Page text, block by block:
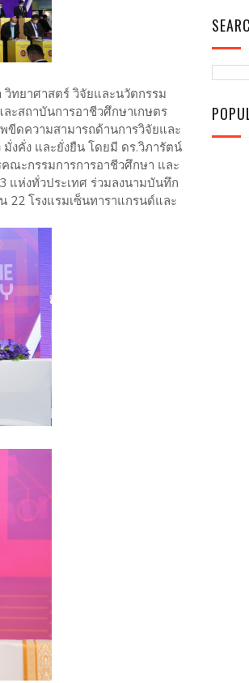
ทยาศาสตร์ วิจัยและนวัตกรรม
ะสถาบันการอาชีวศึกษาเกษตร
ขีดความสามารถด้านการวิจัยและ
งคั่ง และยั่งยืน โดยมี ดร.วิภารัตน์
ณะกรรมการการอาชีวศึกษา และ
แห่งทั่วประเทศ ร่วมลงนามบันทึก
22 โรงแรมเซ็นทาราแกรนด์และ